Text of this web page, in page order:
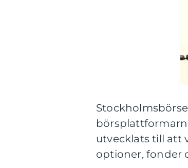
utvecklats till att
optioner, fonder